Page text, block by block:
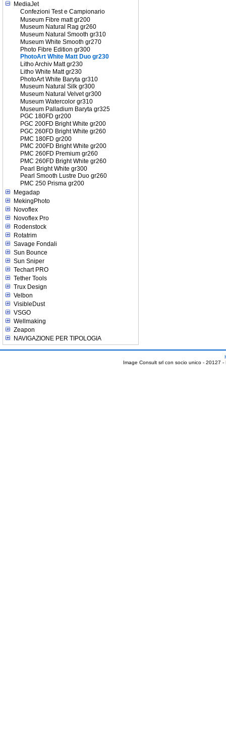
MediaJet
Confezioni Test e Campionario
Museum Fibre matt gr200
Museum Natural Rag gr260
Museum Natural Smooth gr310
Museum White Smooth gr270
Photo Fibre Edition gr300
PhotoArt White Matt Duo gr230
Litho Archiv Matt gr230
Litho White Matt gr230
PhotoArt White Baryta gr310
Museum Natural Silk gr300
Museum Natural Velvet gr300
Museum Watercolor gr310
Museum Palladium Baryta gr325
PGC 180FD gr200
PGC 200FD Bright White gr200
PGC 260FD Bright White gr260
PMC 180FD gr200
PMC 200FD Bright White gr200
PMC 260FD Premium gr260
PMC 260FD Bright White gr260
Pearl Bright White gr300
Pearl Smooth Lustre Duo gr260
PMC 250 Prisma gr200
Megadap
MekingPhoto
Novoflex
Novoflex Pro
Rodenstock
Rotatrim
Savage Fondali
Sun Bounce
Sun Sniper
Techart PRO
Tether Tools
Trux Design
Velbon
VisibleDust
VSGO
Wellmaking
Zeapon
NAVIGAZIONE PER TIPOLOGIA
Image Consult srl con socio unico - 20127